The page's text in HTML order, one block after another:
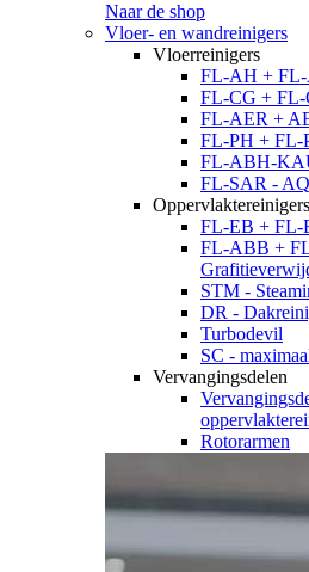
Naar de shop
Vloer- en wandreinigers
Vloerreinigers
FL-AH + FL-
FL-CG + FL-
FL-AER +
FL-PH + FL-
FL-ABH-
FL-SAR -
Oppervlaktereinigers
FL-EB + FL-
FL-ABB +
STM -
DR -
Turbodevil
SC -
Vervangingsdelen
Rotorarmen